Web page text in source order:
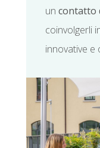
un contatto
coinvolgerli
innovative e